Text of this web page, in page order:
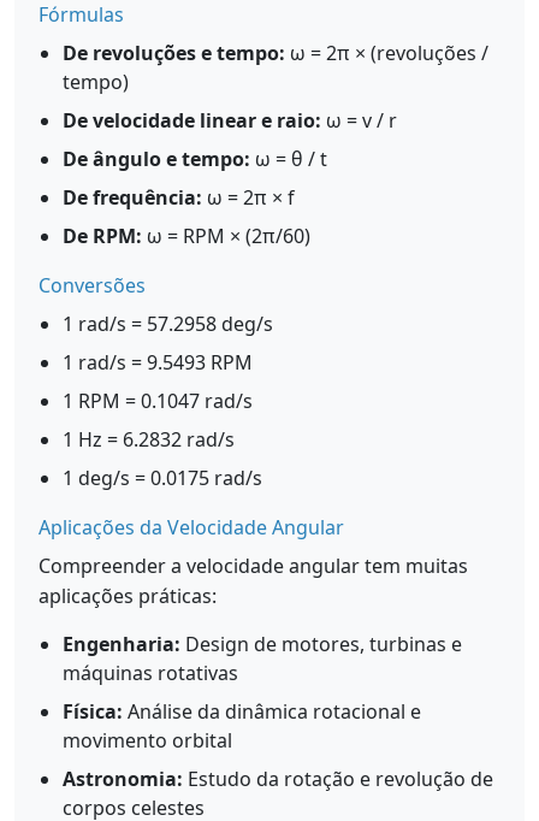
Fórmulas
De revoluções e tempo: ω = 2π × (revoluções /
tempo)
De velocidade linear e raio: ω = v / r
De ângulo e tempo: ω = θ / t
De frequência: ω = 2π × f
De RPM: ω = RPM × (2π/60)
Conversões
1 rad/s = 57.2958 deg/s
1 rad/s = 9.5493 RPM
1 RPM = 0.1047 rad/s
1 Hz = 6.2832 rad/s
1 deg/s = 0.0175 rad/s
Aplicações da Velocidade Angular
Compreender a velocidade angular tem muitas
aplicações práticas:
Engenharia: Design de motores, turbinas e
máquinas rotativas
Física: Análise da dinâmica rotacional e
movimento orbital
Astronomia: Estudo da rotação e revolução de
corpos celestes